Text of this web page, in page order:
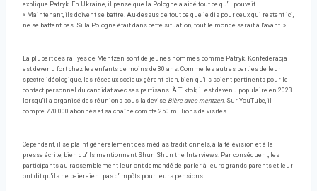
explique Patryk. En Ukraine, il pense que la Pologne a aidé tout ce qu'il pouvait.
« Maintenant, ils doivent se battre. Au-dessus de tout ce que je dis pour ceux qui restent ici,
ne se battent pas. Si la Pologne était dans cette situation, tout le monde serait à l'avant. »
La plupart des rallyes de Mentzen sont de jeunes hommes, comme Patryk. Konfederacja
est devenu fort chez les enfants de moins de 30 ans. Comme les autres parties de leur
spectre idéologique, les réseaux sociaux gèrent bien, bien qu'ils soient pertinents pour le
contact personnel du candidat avec ses partisans. À Tiktok, il est devenu populaire en 2023
lorsqu'il a organisé des réunions sous la devise Bière avec mentzen. Sur YouTube, il
compte 770 000 abonnés et sa chaîne compte 250 millions de visites.
Cependant, il se plaint généralement des médias traditionnels, à la télévision et à la
presse écrite, bien qu'ils mentionnent Shun Shun the Interviews. Par conséquent, les
participants au rassemblement leur ont demandé de parler à leurs grands-parents et leur
ont dit qu'ils ne paieraient pas d'impôts pour leurs pensions.